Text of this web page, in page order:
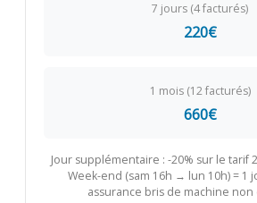
7 jours (4 facturés)
220€
1 mois (12 facturés)
660€
Jour supplémentaire : -20% sur le tarif
Week-end (sam 16h → lun 10h) = 1
assurance bris de machine non